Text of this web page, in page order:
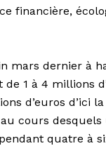
financière,
mars dernier à
de 1 à 4 millions
d’euros d’ici la
cours
quatre à